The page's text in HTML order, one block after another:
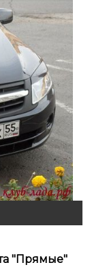
"Прямые"